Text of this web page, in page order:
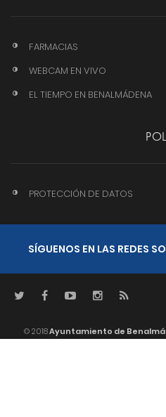
FARMACIAS
WEBCAM EN VIVO
EL TIEMPO EN BENALMÁDENA
PROTECCIÓN DE DATOS
SÍGUENOS EN LAS REDES
© 2018Ayuntamiento de